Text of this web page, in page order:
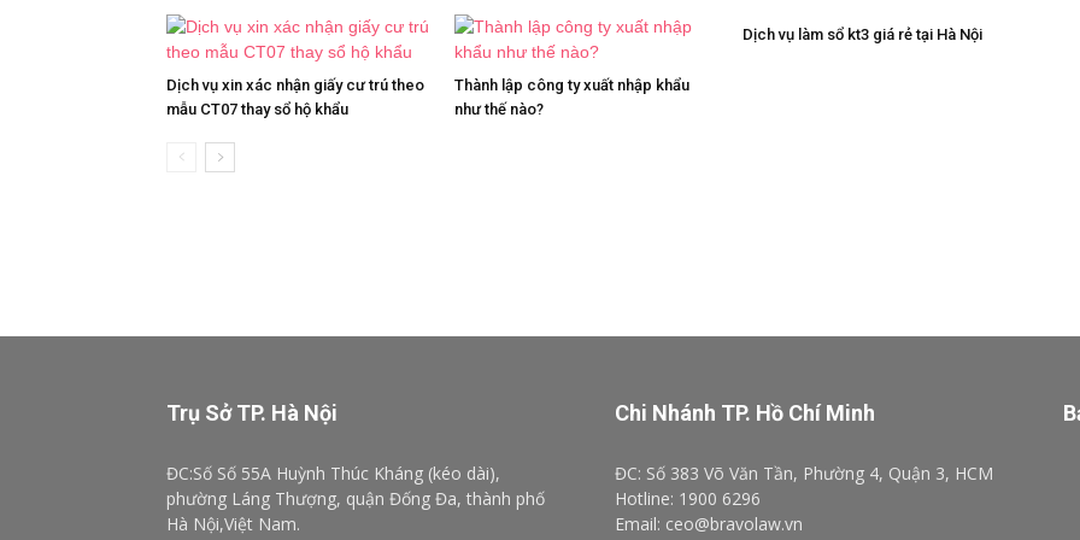
Dịch vụ xin xác nhận giấy cư trú theo
mẫu CT07 thay sổ hộ khẩu
Thành lập công ty xuất nhập khẩu
như thế nào?
Dịch vụ làm sổ kt3 giá rẻ tại Hà Nội
Trụ Sở TP. Hà Nội
ĐC:Số Số 55A Huỳnh Thúc Kháng (kéo dài),
phường Láng Thượng, quận Đống Đa, thành phố
Hà Nội,Việt Nam.
Chi Nhánh TP. Hồ Chí Minh
ĐC: Số 383 Võ Văn Tần, Phường 4, Quận 3, HCM
Hotline: 1900 6296
Email: ceo@bravolaw.vn